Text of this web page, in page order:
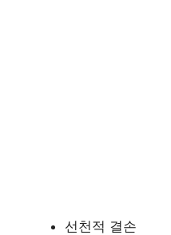
선천적 결손